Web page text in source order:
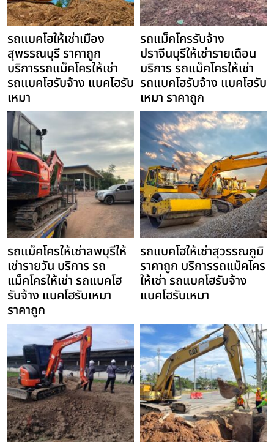
รถแบคโฮให้เช่าเมือง
สุพรรณบุรี ราคาถูก
บริการรถแม็คโครให้เช่า
รถแบคโฮรับจ้าง แบคโฮรับ
เหมา
รถแม็คโครรับจ้าง
ปราจีนบุรีให้เช่ารายเดือน
บริการ รถแม็คโครให้เช่า
รถแบคโฮรับจ้าง แบคโฮรับ
เหมา ราคาถูก
รถแม็คโครให้เช่าลพบุรีให้
เช่ารายวัน บริการ รถ
แม็คโครให้เช่า รถแบคโฮ
รับจ้าง แบคโฮรับเหมา
ราคาถูก
รถแบคโฮให้เช่าสุวรรณภูมิ
ราคาถูก บริการรถแม็คโคร
ให้เช่า รถแบคโฮรับจ้าง
แบคโฮรับเหมา